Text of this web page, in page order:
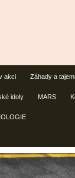
akci Záhady a
idoly MARS